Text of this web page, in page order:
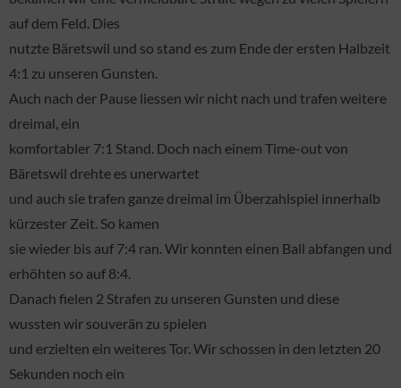
auf dem Feld. Dies
nutzte Bäretswil und so stand es zum Ende der ersten Halbzeit
4:1 zu unseren Gunsten.
Auch nach der Pause liessen wir nicht nach und trafen weitere
dreimal, ein
komfortabler 7:1 Stand. Doch nach einem Time-out von
Bäretswil drehte es unerwartet
und auch sie trafen ganze dreimal im Überzahlspiel innerhalb
kürzester Zeit. So kamen
sie wieder bis auf 7:4 ran. Wir konnten einen Ball abfangen und
erhöhten so auf 8:4.
Danach fielen 2 Strafen zu unseren Gunsten und diese
wussten wir souverän zu spielen
und erzielten ein weiteres Tor. Wir schossen in den letzten 20
Sekunden noch ein